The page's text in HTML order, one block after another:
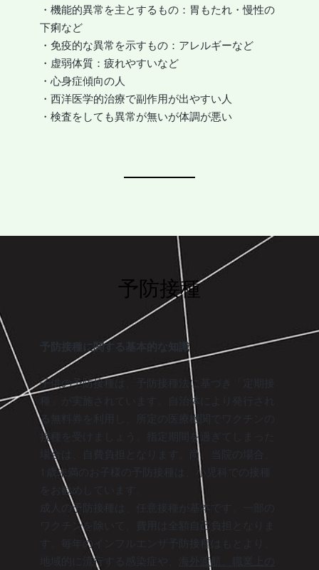
・機能的異常を主とするもの：胃もたれ・慢性の
下痢など
・免疫的な異常を示すもの：アレルギーなど
・虚弱体質：疲れやすいなど
・心身症傾向の人
・西洋医学的治療で副作用が出やすい人
・検査をしても異常が無いが体調が悪い
予防接種
予防接種に関する基本的な知識
子供の予防接種は、予防接種法に基づき「定期接
種」が実施されています。自治体により発行され
る無料券を利用し、所定の医療機関でワクチンの
接種を受けましょう。指定期間を過ぎてしまった
場合は、自費負担となります。尚、当院の場合、
1歳未満のお子様の予防接種は、小児科での接種
をお勧めしています。
成人の予防接種は、任意接種が基本です。一部の
ワクチンを除いて、費用は全額自己負担となりま
す。毎年のインフルエンザ予防接種はもとより、
地域的に流行する感染症や、
海外渡航、職業上の